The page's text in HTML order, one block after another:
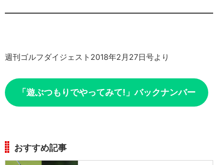
週刊ゴルフダイジェスト2018年2月27日号より
「遊ぶつもりでやってみて!」バックナンバー
おすすめ記事